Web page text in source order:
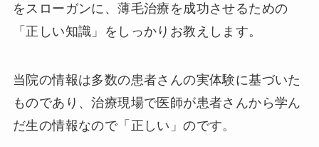
をスローガンに、薄毛治療を成功させるための
「正しい知識」をしっかりお教えします。
当院の情報は多数の患者さんの実体験に基づいた
ものであり、治療現場で医師が患者さんから学ん
だ生の情報なので「正しい」のです。